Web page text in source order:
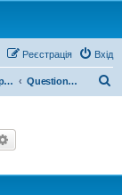
Вхід
Реєстрація
Web розробка Question2Answer